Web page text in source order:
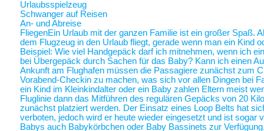
Urlaubsspielzeug
Schwanger auf Reisen
An- und Abreise
FliegenEin Urlaub mit der ganzen Familie ist ein großer Spaß.
dem Flugzeug in den Urlaub fliegt, gerade wenn man ein Kind
Beispiel: Wie viel Handgepäck darf ich mitnehmen, wenn ich
bei Übergepäck durch Sachen für das Baby? Kann ich einen
Ankunft am Flughafen müssen die Passagiere zunächst zum
Vorabend-Checkin zu machen, was sich vor allen Dingen bei
ein Kind im Kleinkindalter oder ein Baby zahlen Eltern meist
Fluglinie dann das Mitführen des regulären Gepäcks von 20
zunächst platziert werden. Der Einsatz eines Loop Belts hat
verboten, jedoch wird er heute wieder eingesetzt und ist sogar
Babys auch Babykörbchen oder Baby Bassinets zur